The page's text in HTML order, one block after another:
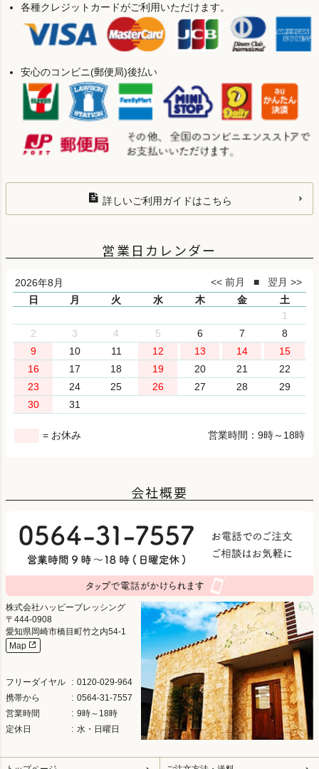
各種クレジットカードがご利用いただけます。
安心のコンビニ(郵便局)後払い
詳しいご利用ガイドはこちら
営業日カレンダー
2026年8月
日
月 火 水 木 金
土
1
2
3 4 5 6 7
8
9
10 11 12 13 14
15
16
17 18 19 20 21
22
23
24 25 26 27 28
29
30
31
営業時間：9時～18時
= お休み
会社概要
株式会社ハッピーブレッシング
444-0908
愛知県岡崎市橋目町竹之内54-1
Map
フリーダイヤル
0120-029-964
携帯から
0564-31-7557
営業時間
9時～18時
定休日
水・日曜日